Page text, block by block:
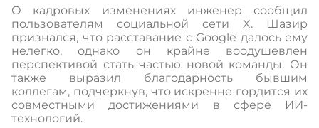
О кадровых изменениях инженер сообщил
пользователям социальной сети X. Шазир
признался, что расставание с Google далось ему
нелегко, однако он крайне воодушевлен
перспективой стать частью новой команды. Он
также выразил благодарность бывшим
коллегам, подчеркнув, что искренне гордится их
совместными достижениями в сфере ИИ-
технологий.